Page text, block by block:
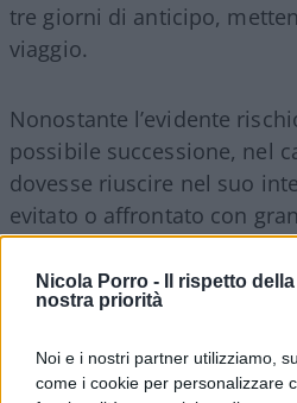
Nicola Porro -
Il rispetto
nostra priorità
Noi e i nostri partner utilizziamo,
come i cookie per personalizzare
tre giorni di anticipo,
viaggio.
Nonostante l’evidente
possibile successione, nel
dovesse riuscire nel suo
evitato o affrontato con
Ciononostante, esiste un
confermato daAntony
Stato degli Stati Uniti, che
nei dettagli – per garantire